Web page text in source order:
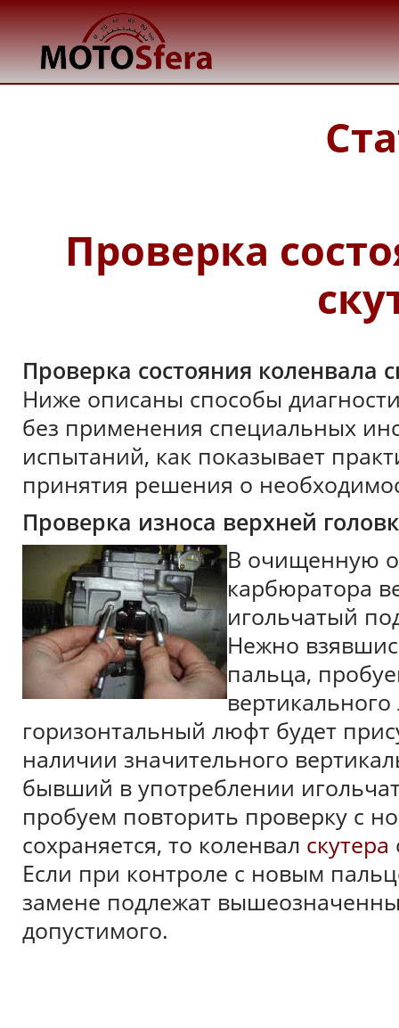
Проверка
Проверка состояния коленвала
Ниже описаны способы
без применения специальных
испытаний, как показывает
принятия решения о
Проверка износа верхней
В очищенную
карбюратора
игольчатый
Нежно
пальца,
горизонтальный люфт будет
наличии значительного
бывший в употреблении
пробуем повторить проверку с
сохраняется, то коленвал скутера
Если при контроле с новым
замене подлежат
допустимого.